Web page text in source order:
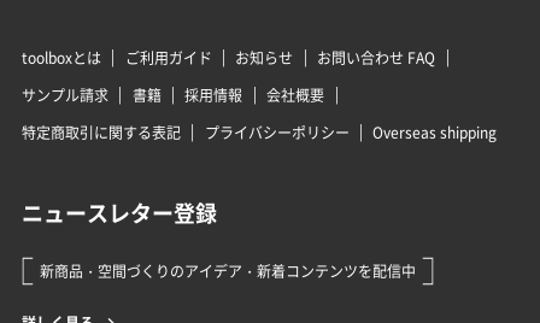
toolboxとは ご利用ガイド お知らせ
お問い合わせ FAQ
サンプル請求
書籍 採用情報
会社概要
特定商取引に関する表記
プライバシーポリシー Overseas shipping